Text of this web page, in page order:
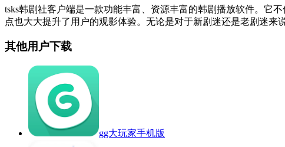
tsks韩剧社客户端是一款功能丰富、资源丰富的韩剧播放软件。它
点也大大提升了用户的观影体验。无论是对于新剧迷还是老剧迷来
其他用户下载
gg大玩家手机版